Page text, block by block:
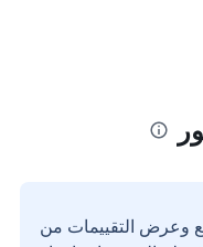
وعرض التقييمات من